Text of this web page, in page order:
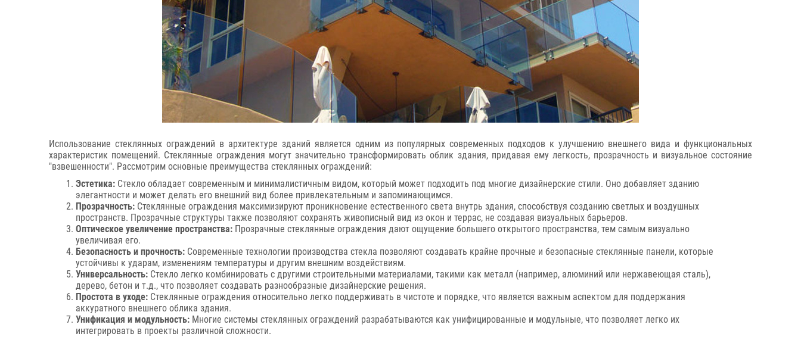
Использование стеклянных ограждений в архитектуре зданий является одним из популярных современных подходов к улучшению внешнего вида и функциональных
характеристик помещений. Стеклянные ограждения могут значительно трансформировать облик здания, придавая ему легкость, прозрачность и визуальное состояние
"взвешенности". Рассмотрим основные преимущества стеклянных ограждений:
Эстетика: Стекло обладает современным и минималистичным видом, который может подходить под многие дизайнерские стили. Оно добавляет зданию
элегантности и может делать его внешний вид более привлекательным и запоминающимся.
Прозрачность: Стеклянные ограждения максимизируют проникновение естественного света внутрь здания, способствуя созданию светлых и воздушных
пространств. Прозрачные структуры также позволяют сохранять живописный вид из окон и террас, не создавая визуальных барьеров.
Оптическое увеличение пространства: Прозрачные стеклянные ограждения дают ощущение большего открытого пространства, тем самым визуально
увеличивая его.
Безопасность и прочность: Современные технологии производства стекла позволяют создавать крайне прочные и безопасные стеклянные панели, которые
устойчивы к ударам, изменениям температуры и другим внешним воздействиям.
Универсальность: Стекло легко комбинировать с другими строительными материалами, такими как металл (например, алюминий или нержавеющая сталь),
дерево, бетон и т.д., что позволяет создавать разнообразные дизайнерские решения.
Простота в уходе: Стеклянные ограждения относительно легко поддерживать в чистоте и порядке, что является важным аспектом для поддержания
аккуратного внешнего облика здания.
Унификация и модульность: Многие системы стеклянных ограждений разрабатываются как унифицированные и модульные, что позволяет легко их
интегрировать в проекты различной сложности.